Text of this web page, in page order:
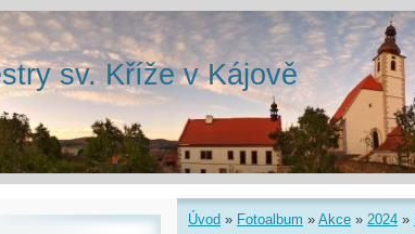
sv. Kříže v Kájově
Úvod » Fotoalbum » Akce » 2024 »